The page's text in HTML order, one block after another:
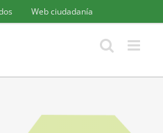
Web ciudadanía